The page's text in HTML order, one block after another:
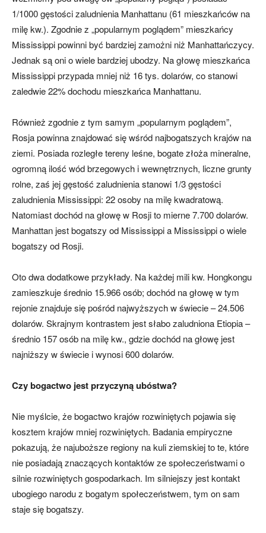
1/1000 gęstości zaludnienia Manhattanu (61 mieszkańców na
milę kw.). Zgodnie z „popularnym poglądem” mieszkańcy
Mississippi powinni być bardziej zamożni niż Manhattańczycy.
Jednak są oni o wiele bardziej ubodzy. Na głowę mieszkańca
Mississippi przypada mniej niż 16 tys. dolarów, co stanowi
zaledwie 22% dochodu mieszkańca Manhattanu.
Również zgodnie z tym samym „popularnym poglądem”,
Rosja powinna znajdować się wśród najbogatszych krajów na
ziemi. Posiada rozległe tereny leśne, bogate złoża mineralne,
ogromną ilość wód brzegowych i wewnętrznych, liczne grunty
rolne, zaś jej gęstość zaludnienia stanowi 1/3 gęstości
zaludnienia Mississippi: 22 osoby na milę kwadratową.
Natomiast dochód na głowę w Rosji to mierne 7.700 dolarów.
Manhattan jest bogatszy od Mississippi a Mississippi o wiele
bogatszy od Rosji.
Oto dwa dodatkowe przykłady. Na każdej mili kw. Hongkongu
zamieszkuje średnio 15.966 osób; dochód na głowę w tym
rejonie znajduje się pośród najwyższych w świecie – 24.506
dolarów. Skrajnym kontrastem jest słabo zaludniona Etiopia –
średnio 157 osób na milę kw., gdzie dochód na głowę jest
najniższy w świecie i wynosi 600 dolarów.
Czy bogactwo jest przyczyną ubóstwa?
Nie myślcie, że bogactwo krajów rozwiniętych pojawia się
kosztem krajów mniej rozwiniętych. Badania empiryczne
pokazują, że najuboższe regiony na kuli ziemskiej to te, które
nie posiadają znaczących kontaktów ze społeczeństwami o
silnie rozwiniętych gospodarkach. Im silniejszy jest kontakt
ubogiego narodu z bogatym społeczeństwem, tym on sam
staje się bogatszy.